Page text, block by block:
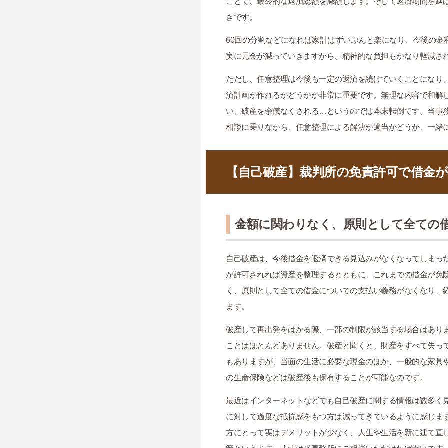
きです。
60回の分割などになれば家計はずいぶんと楽になり、今後の
実に元金が減っていきますから、精神的な負担もかなり軽減さ
ただし、任意整理は今後も一定の返済を続けていくことになり
済計画が作れるかどうかが非常に重要です。無理な内容で和解
い、破産を余儀なくされる…というのでは本末転倒です。当事
相談に乗りながら、任意整理による解決が適当かどうか、一緒
【自己破産】裁判所の免責許可で借金
金額に関わりなく、原則として全ての
自己破産は、今後借金を返済できる見込みがなくなってしま
が許可されれば資産を整理するとともに、これまでの借金が免
く、原則として全ての借金についての支払い義務がなくなり
ます。
破産して再出発をはかる際、一部の制限が該当する場合はあり
ことはほとんどありません。破産と聞くと、財産をすべて失
もありますが、当面の生活に必要な現金のほか、一般的な家
の生命保険などは破産後も保有することが可能なのです。
最近はインターネットなどでも自己破産に関する情報は数多く
に対して過度な抵抗感をもつ方は減ってきているように感じま
方にとって実はデメリットが少なく、人生や生活を新に建て直